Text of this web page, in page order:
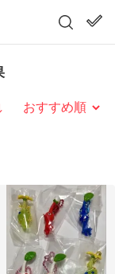
替え